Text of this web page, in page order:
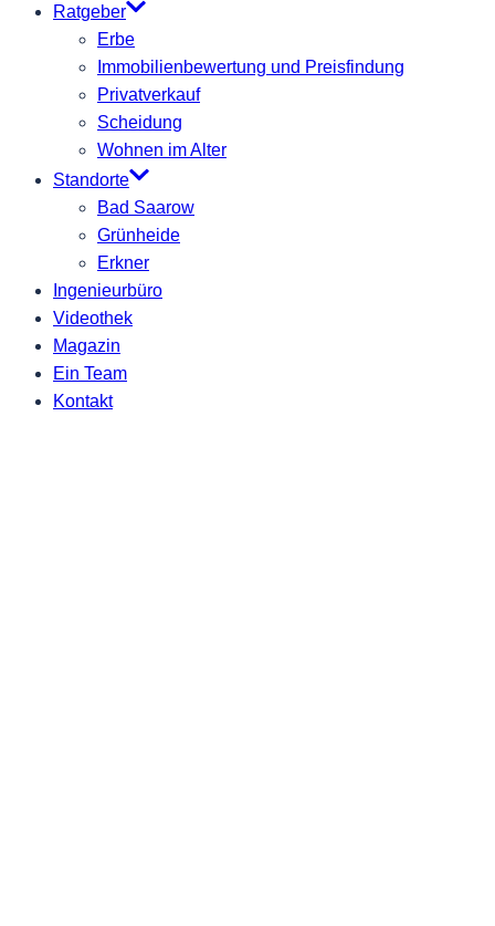
Ratgeber
Erbe
Immobilienbewertung und Preisfindung
Privatverkauf
Scheidung
Wohnen im Alter
Standorte
Bad Saarow
Grünheide
Erkner
Ingenieurbüro
Videothek
Magazin
Ein Team
Kontakt